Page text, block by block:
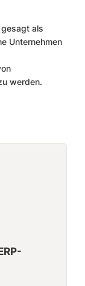
als
Unternehmen
werden.